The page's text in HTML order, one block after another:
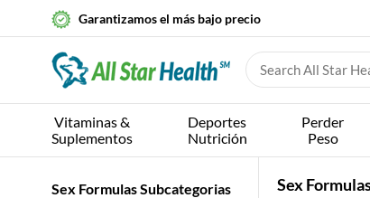
Garantizamos el más bajo precio
Vitaminas &
Suplementos
Deportes
Nutrición
Perder
Peso
Sex Formulas Subcategorias Sex